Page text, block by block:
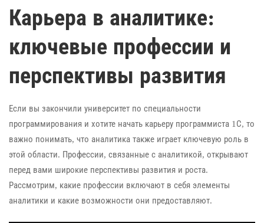
Карьера в аналитике:
ключевые профессии и
перспективы развития
Если вы закончили университет по специальности
программирования и хотите начать карьеру программиста 1С, то
важно понимать, что аналитика также играет ключевую роль в
этой области. Профессии, связанные с аналитикой, открывают
перед вами широкие перспективы развития и роста.
Рассмотрим, какие профессии включают в себя элементы
аналитики и какие возможности они предоставляют.